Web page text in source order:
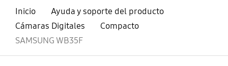
Inicio
Ayuda y soporte del producto
Cámaras Digitales
Compacto
SAMSUNG WB35F